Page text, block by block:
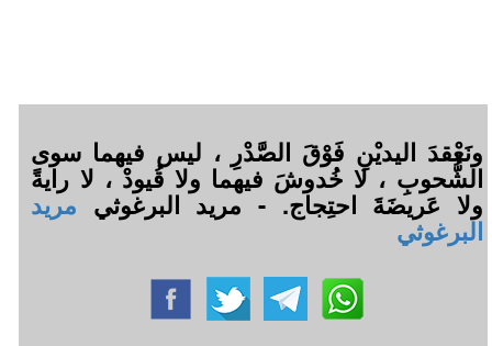
ونَعْقدَ اليديْنِ فَوْقَ الصَّدْرِ ، ليس فيهما سوى
الشُّحوبِ ، لا خُدوشَ فيهما ولا قُيودْ ، لا رايةً
ولا عَريضَةَ احتِجاج. - مريد البرغوثي مريد
البرغوثي